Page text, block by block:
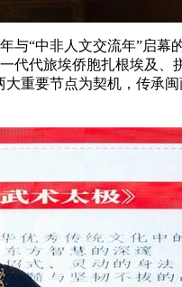
与“中非人文交流年”启幕
代旅埃侨胞扎根埃及
重要节点为契机，传承